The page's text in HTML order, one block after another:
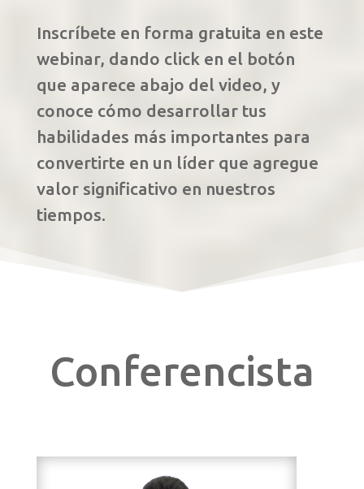
Inscríbete en forma gratuita en este
webinar, dando click en el botón
que aparece abajo del video, y
conoce cómo desarrollar tus
habilidades más importantes para
convertirte en un líder que agregue
valor significativo en nuestros
tiempos.
Conferencista